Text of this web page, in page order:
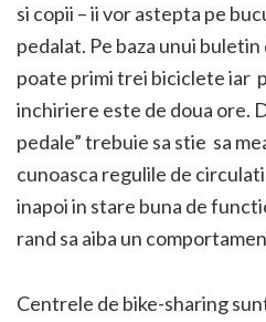
si copii – ii vor astepta pe
pedalat. Pe baza unui
poate primi trei biciclete iar
inchiriere este de doua ore.
pedale” trebuie sa stie sa
cunoasca regulile de
inapoi in stare buna de
rand sa aiba un
Centrele de bike-sharing